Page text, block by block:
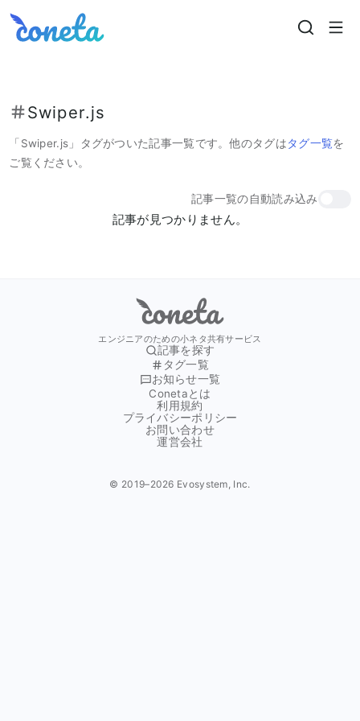
Coneta
Swiper.js
「Swiper.js 」タグがついた記事一覧です。他のタグはタグ一覧を
ご覧ください。
記事一覧の自動読み込み
記事が見つかりません。
Coneta
エンジニアのための小ネタ共有サービス
Conetaとは
利用規約
プライバシーポリシー
お問い合わせ
運営会社
記事を探す
タグ一覧
お知らせ一覧
© 2019–2026 Evosystem, Inc.